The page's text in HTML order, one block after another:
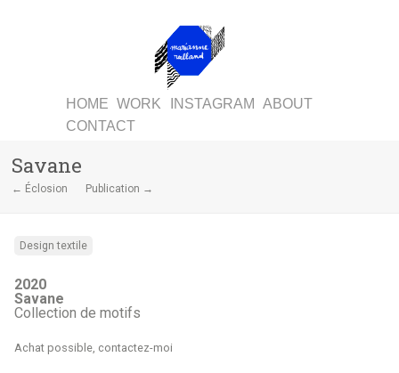
HOME WORK INSTAGRAM
ABOUT
CONTACT
Savane
← Éclosion Publication →
Design textile
2020
Savane
Collection de motifs
Achat possible, contactez-moi